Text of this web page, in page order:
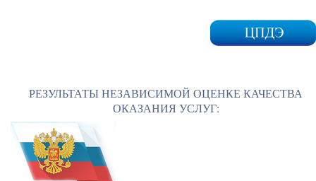
РЕЗУЛЬТАТЫ НЕЗАВИСИМОЙ ОЦЕНКЕ КАЧЕСТВА
ОКАЗАНИЯ УСЛУГ: